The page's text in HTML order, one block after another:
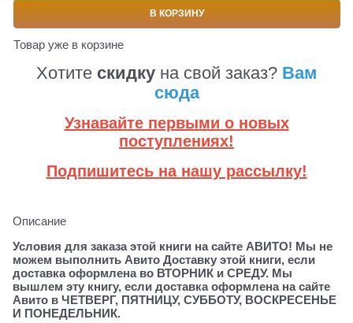
В КОРЗИНУ
Товар уже в корзине
Хотите скидку на свой заказ? Вам
сюда
Узнавайте первыми о новых
поступлениях!
Подпишитесь на нашу рассылку!
Описание
Условия для заказа этой книги на сайте АВИТО! Мы не
можем выполнить Авито Доставку этой книги, если
доставка оформлена во ВТОРНИК и СРЕДУ. Мы
вышлем эту книгу, если доставка оформлена на сайте
Авито в ЧЕТВЕРГ, ПЯТНИЦУ, СУББОТУ, ВОСКРЕСЕНЬЕ
И ПОНЕДЕЛЬНИК.